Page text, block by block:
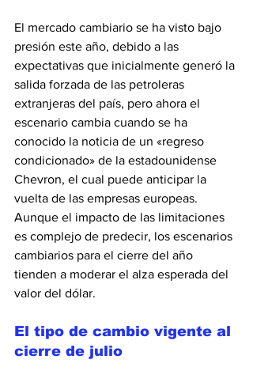
El mercado cambiario se ha visto bajo
presión este año, debido a las
expectativas que inicialmente generó la
salida forzada de las petroleras
extranjeras del país, pero ahora el
escenario cambia cuando se ha
conocido la noticia de un «regreso
condicionado» de la estadounidense
Chevron, el cual puede anticipar la
vuelta de las empresas europeas.
Aunque el impacto de las limitaciones
es complejo de predecir, los escenarios
cambiarios para el cierre del año
tienden a moderar el alza esperada del
valor del dólar.
El tipo de cambio vigente al
cierre de julio